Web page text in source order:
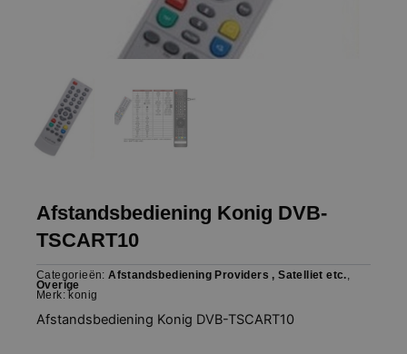
Afstandsbediening Konig DVB-
TSCART10
Categorieën: Afstandsbediening Providers , Satelliet etc.
Overige
Merk:konig
Afstandsbediening Konig DVB-TSCART10